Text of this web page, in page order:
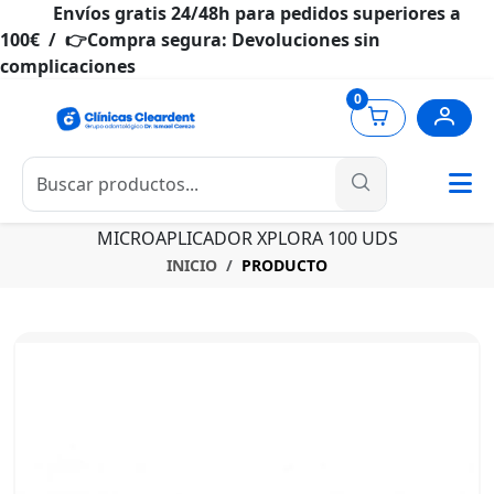
Envíos gratis 24/48h para pedidos superiores a
100€ / 👉Compra segura: Devoluciones sin
complicaciones
0
MICROAPLICADOR XPLORA 100 UDS
INICIO PRODUCTO